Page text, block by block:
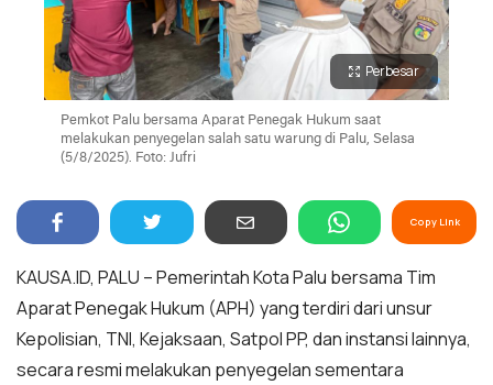
Perbesar
Pemkot Palu bersama Aparat Penegak Hukum saat
melakukan penyegelan salah satu warung di Palu, Selasa
(5/8/2025). Foto: Jufri
Copy Link
KAUSA.ID, PALU – Pemerintah Kota Palu bersama Tim
Aparat Penegak Hukum (APH) yang terdiri dari unsur
Kepolisian, TNI, Kejaksaan, Satpol PP, dan instansi lainnya,
secara resmi melakukan penyegelan sementara